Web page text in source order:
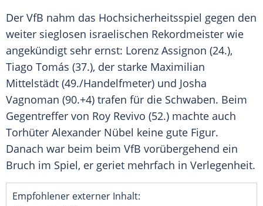
Der VfB nahm das Hochsicherheitsspiel gegen den
weiter sieglosen israelischen Rekordmeister wie
angekündigt sehr ernst: Lorenz Assignon (24.),
Tiago Tomás (37.), der starke Maximilian
Mittelstädt (49./Handelfmeter) und Josha
Vagnoman (90.+4) trafen für die Schwaben. Beim
Gegentreffer von Roy Revivo (52.) machte auch
Torhüter Alexander Nübel keine gute Figur.
Danach war beim beim VfB vorübergehend ein
Bruch im Spiel, er geriet mehrfach in Verlegenheit.
Empfohlener externer Inhalt: